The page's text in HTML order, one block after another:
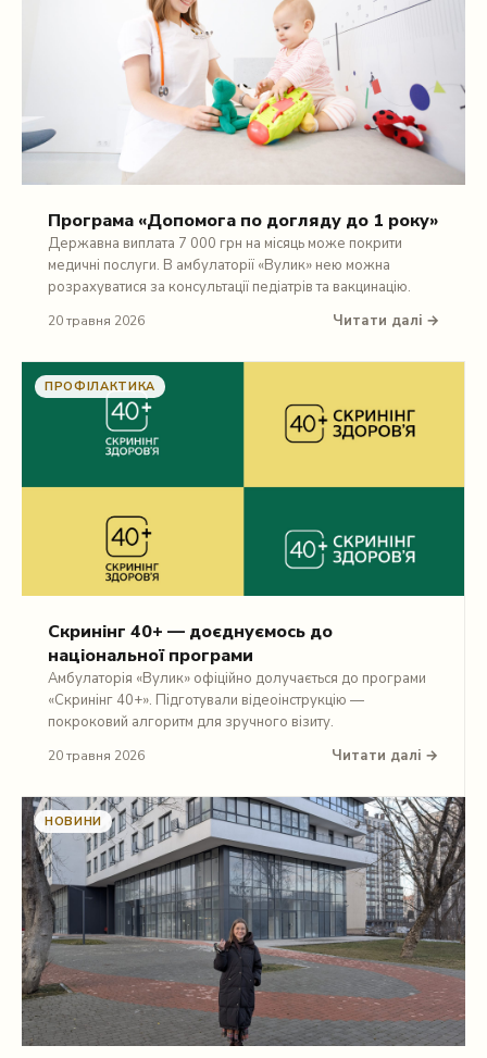
Програма «Допомога по догляду до 1 року»
Державна виплата 7 000 грн на місяць може покрити
медичні послуги. В амбулаторії «Вулик» нею можна
розрахуватися за консультації педіатрів та вакцинацію.
20 травня 2026 Читати далі →
ПРОФІЛАКТИКА
Скринінг 40+ — доєднуємось до
національної програми
Амбулаторія «Вулик» офіційно долучається до програми
«Скринінг 40+». Підготували відеоінструкцію —
покроковий алгоритм для зручного візиту.
20 травня 2026 Читати далі →
НОВИНИ